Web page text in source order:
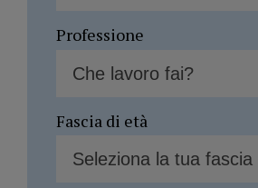
Professione
Fascia di età